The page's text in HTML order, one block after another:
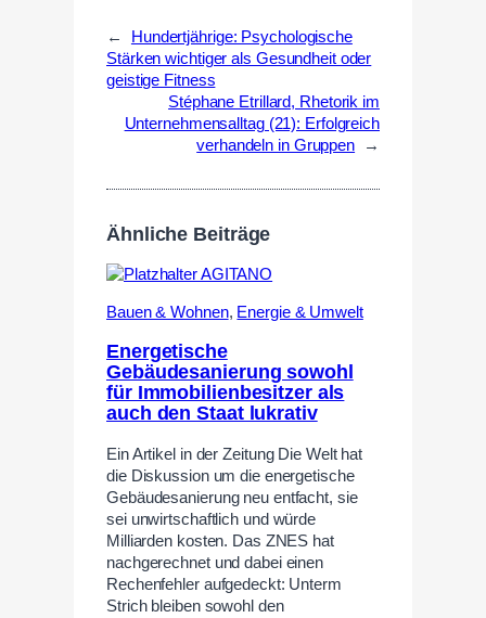
←
Hundertjährige: Psychologische
Stärken wichtiger als Gesundheit oder
geistige Fitness
Stéphane Etrillard, Rhetorik im
Unternehmensalltag (21): Erfolgreich
verhandeln in Gruppen
→
Ähnliche Beiträge
Bauen & Wohnen, Energie & Umwelt
Energetische
Gebäudesanierung sowohl
für Immobilienbesitzer als
auch den Staat lukrativ
Ein Artikel in der Zeitung Die Welt hat
die Diskussion um die energetische
Gebäudesanierung neu entfacht, sie
sei unwirtschaftlich und würde
Milliarden kosten. Das ZNES hat
nachgerechnet und dabei einen
Rechenfehler aufgedeckt: Unterm
Strich bleiben sowohl den